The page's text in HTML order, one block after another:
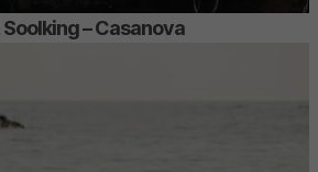
Soolking – Casanova